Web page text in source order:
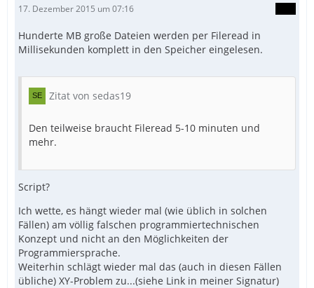
17. Dezember 2015 um 07:16
Hunderte MB große Dateien werden per Fileread in
Millisekunden komplett in den Speicher eingelesen.
Zitat von sedas19
Den teilweise braucht Fileread 5-10 minuten und
mehr.
Script?
Ich wette, es hängt wieder mal (wie üblich in solchen
Fällen) am völlig falschen programmiertechnischen
Konzept und nicht an den Möglichkeiten der
Programmiersprache.
Weiterhin schlägt wieder mal das (auch in diesen Fällen
übliche) XY-Problem zu...(siehe Link in meiner Signatur)